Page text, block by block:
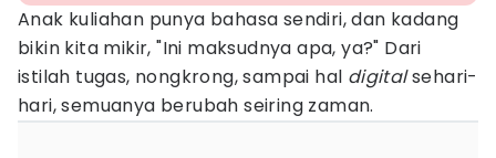
Anak kuliahan punya bahasa sendiri, dan kadang
bikin kita mikir, "Ini maksudnya apa, ya?" Dari
istilah tugas, nongkrong, sampai hal digitalsehari-
hari, semuanya berubah seiring zaman.